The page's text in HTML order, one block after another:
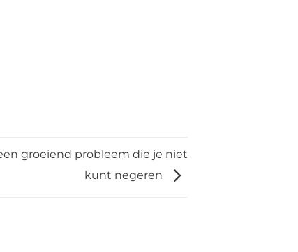
groeiend probleem die je niet
kunt negeren